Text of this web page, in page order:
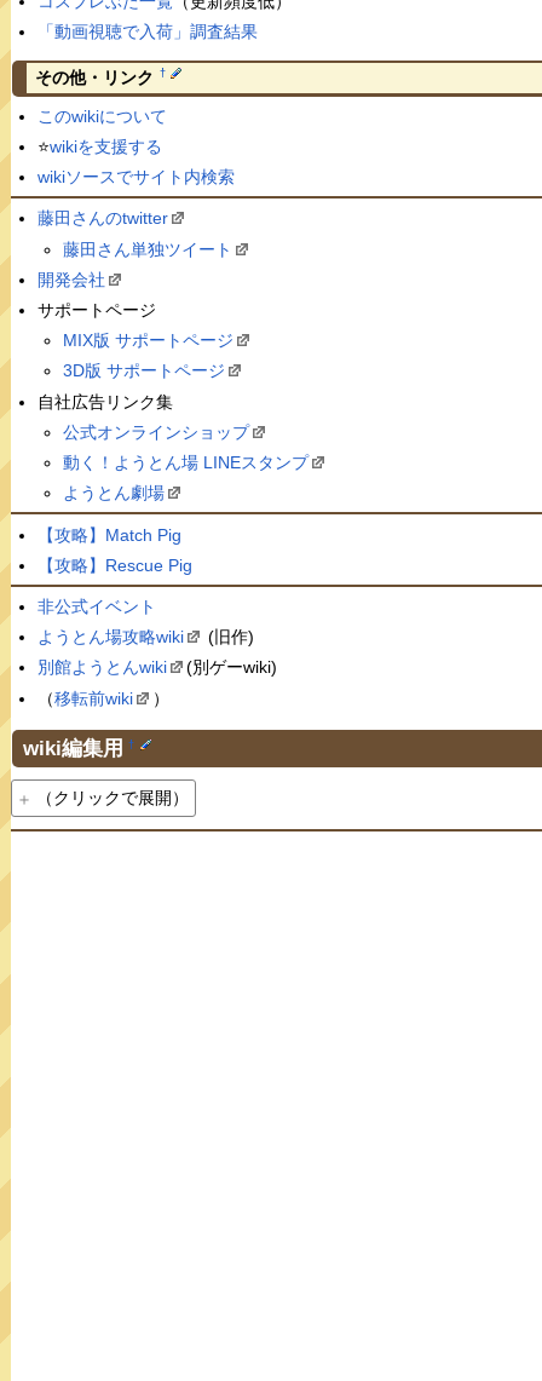
「動画視聴で入荷」調査結果
その他・リンク †
このwikiについて
⭐️wikiを支援する
wikiソースでサイト内検索
藤田さんのtwitter
藤田さん単独ツイート
開発会社
サポートページ
MIX版 サポートページ
3D版 サポートページ
自社広告リンク集
公式オンラインショップ
動く！ようとん場 LINEスタンプ
ようとん劇場
【攻略】Match Pig
【攻略】Rescue Pig
非公式イベント
ようとん場攻略wiki
(旧作)
別館ようとんwiki
(別ゲーwiki)
（移転前wiki ）
wiki編集用 †
（クリックで展開）